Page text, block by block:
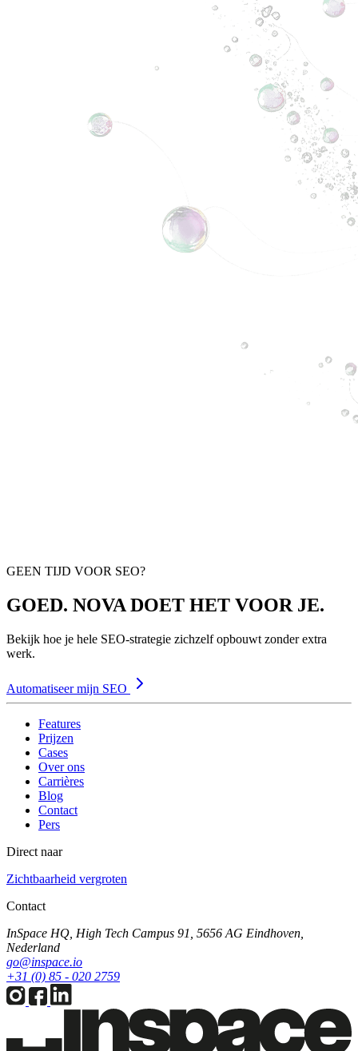
GEEN TIJD VOOR SEO?
GOED. NOVA DOET HET VOOR JE.
Bekijk hoe je hele SEO-strategie zichzelf opbouwt zonder extra
werk.
Automatiseer mijn SEO
Features
Prijzen
Cases
Over ons
Carrières
Blog
Contact
Pers
Direct naar
Zichtbaarheid vergroten
Contact
InSpace HQ, High Tech Campus 91, 5656 AG Eindhoven,
Nederland
go@inspace.io
+31 (0) 85 - 020 2759